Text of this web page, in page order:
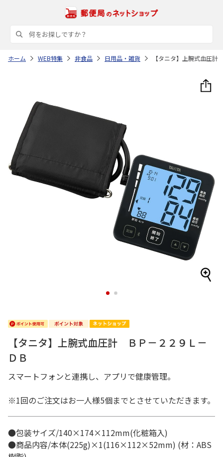
ホーム WEB特集 非食品 日用品・雑貨 【タニタ】上腕式血圧
1 2
【タニタ】上腕式血圧計 ＢＰ－２２９Ｌ－
ＤＢ
スマートフォンと連携し、アプリで健康管理。
※1回のご注文はお一人様5個までとさせていただきます。
●包装サイズ/140×174×112mm(化粧箱入)
●商品内容/本体(225g)×1(116×112×52mm) (材：ABS